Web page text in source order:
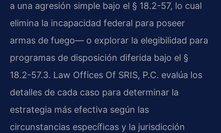
a una agresión simple bajo el § 18.2-57, lo cual
elimina la incapacidad federal para poseer
armas de fuego— o explorar la elegibilidad para
programas de disposición diferida bajo el §
18.2-57.3. Law Offices Of SRIS, P.C. evalúa los
detalles de cada caso para determinar la
estrategia más efectiva según las
circunstancias específicas y la jurisdicción